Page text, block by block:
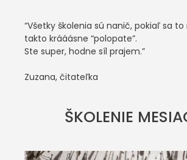
“Všetky školenia sú nanič, pokiaľ sa
takto krááásne “polopate”.
Ste super, hodne síl prajem.”
Zuzana, čitateľka
ŠKOLENIE